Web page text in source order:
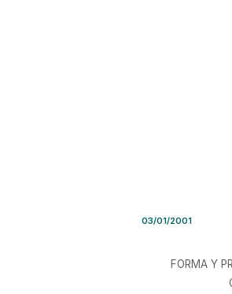
03/01/2001
FORMA Y